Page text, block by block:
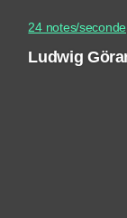
24 notes/seconde
Ludwig